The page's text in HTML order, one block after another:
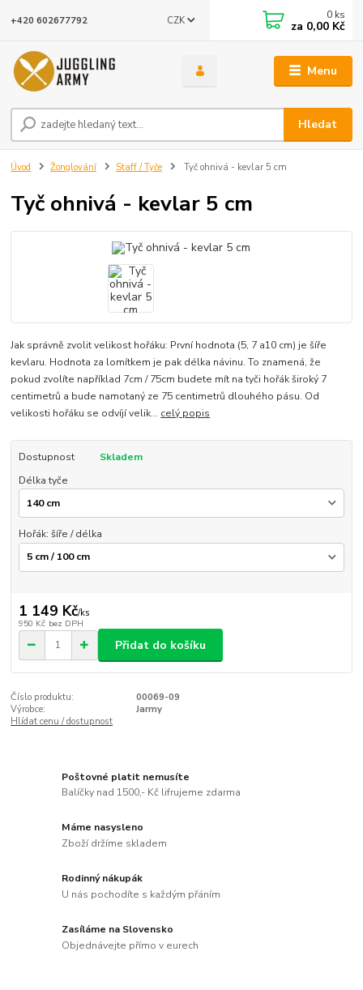
Menu
CZK
Hledat
+420 602677792 0 ks
za 0,00 Kč
Úvod Žonglování Staff / Tyče Tyč ohnivá - kevlar 5 cm
Tyč ohnivá - kevlar 5 cm
Jak správně zvolit velikost hořáku: První hodnota (5, 7 a10 cm) je šíře
kevlaru. Hodnota za lomítkem je pak délka návinu. To znamená, že
pokud zvolíte například 7cm / 75cm budete mít na tyči hořák široký 7
centimetrů a bude namotaný ze 75 centimetrů dlouhého pásu. Od
velikosti hořáku se odvíjí velik... celý popis
Dostupnost
Skladem
Délka tyče
Hořák: šíře / délka
1 149 Kč/ks
950 Kč bez DPH
Přidat do košíku
Číslo produktu:
00069-09
Výrobce:
Jarmy
Hlídat cenu / dostupnost
Poštovné platit nemusíte
Balíčky nad 1500,- Kč lifrujeme zdarma
Máme nasysleno
Zboží držíme skladem
Rodinný nákupák
U nás pochodíte s každým přáním
Zasíláme na Slovensko
Objednávejte přímo v eurech